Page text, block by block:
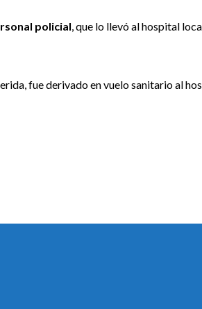
policial , que lo llevó al hospital
fue derivado en vuelo sanitario al